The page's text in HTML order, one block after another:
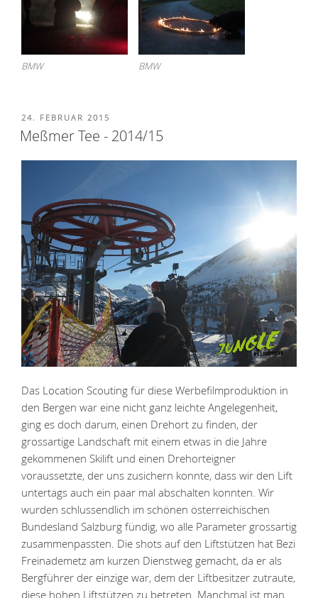
BMW BMW
VERÖFFENTLICHT
AM
24. FEBRUAR 2015
Meßmer Tee - 2014/15
Das Location Scouting für diese Werbefilmproduktion in
den Bergen war eine nicht ganz leichte Angelegenheit,
ging es doch darum, einen Drehort zu finden, der
grossartige Landschaft mit einem etwas in die Jahre
gekommenen Skilift und einen Drehorteigner
voraussetzte, der uns zusichern konnte, dass wir den Lift
untertags auch ein paar mal abschalten konnten. Wir
wurden schlussendlich im schönen österreichischen
Bundesland Salzburg fündig, wo alle Parameter grossartig
zusammenpassten. Die shots auf den Liftstützen hat Bezi
Freinademetz am kurzen Dienstweg gemacht, da er als
Bergführer der einzige war, dem der Liftbesitzer zutraute,
diese hohen Liftstützen zu betreten. Manchmal ist man